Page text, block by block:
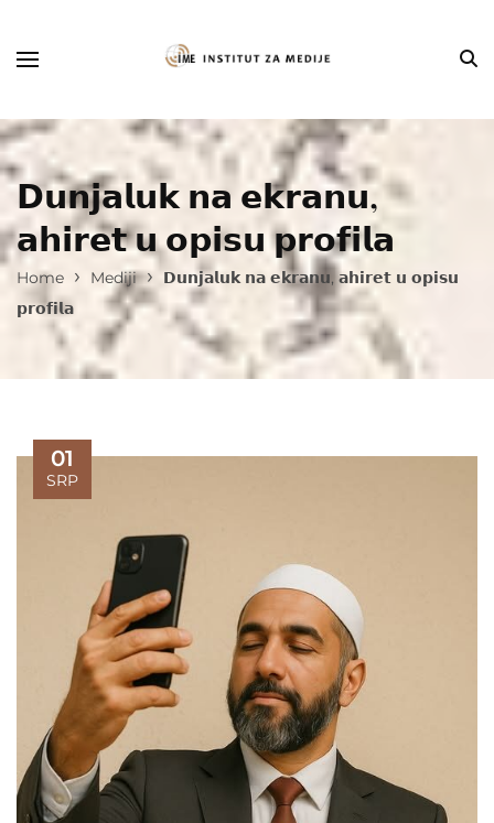
𝗗𝘂𝗻𝗷𝗮𝗹𝘂𝗸 𝗻𝗮 𝗲𝗸𝗿𝗮𝗻𝘂,
𝗮𝗵𝗶𝗿𝗲𝘁 𝘂 𝗼𝗽𝗶𝘀𝘂 𝗽𝗿𝗼𝗳𝗶𝗹𝗮
Home › Mediji ›
𝗗𝘂𝗻𝗷𝗮𝗹𝘂𝗸 𝗻𝗮 𝗲𝗸𝗿𝗮𝗻𝘂, 𝗮𝗵𝗶𝗿𝗲𝘁 𝘂 𝗼𝗽𝗶𝘀𝘂
𝗽𝗿𝗼𝗳𝗶𝗹𝗮
01
SRP